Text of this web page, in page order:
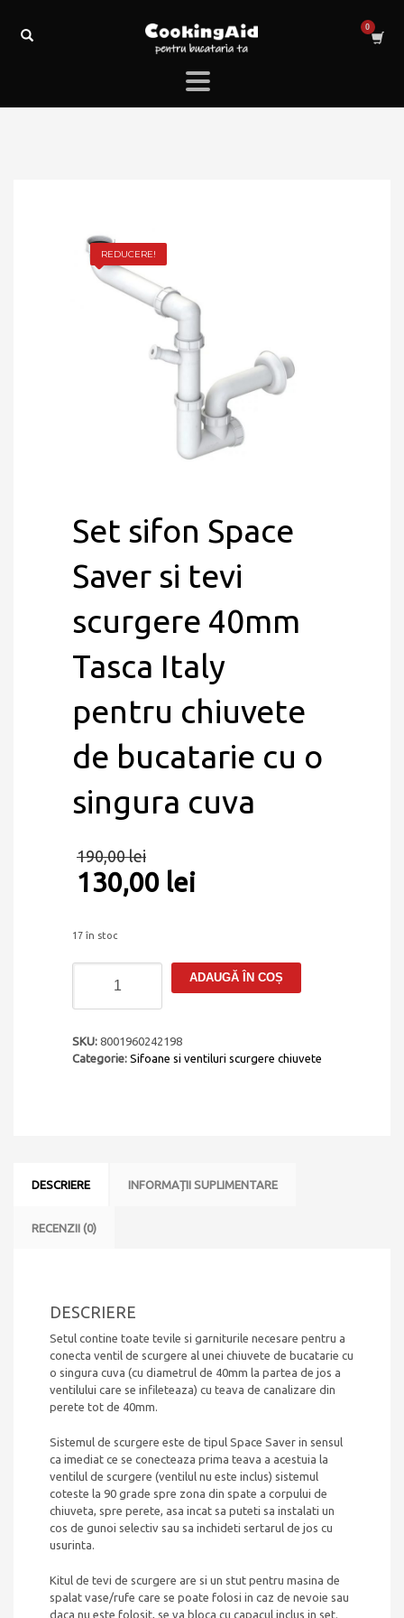
REDUCERE!
Set sifon Space
Saver si tevi
scurgere 40mm
Tasca Italy
pentru chiuvete
de bucatarie cu o
singura cuva
190,00lei
130,00 lei
17 în stoc
Saver
si
de
cu
ADAUGĂ ÎN COȘ
SKU: 8001960242198
Categorie: Sifoane si ventiluri scurgere chiuvete
DESCRIERE INFORMAȚII SUPLIMENTARE
RECENZII (0)
DESCRIERE
Setul contine toate tevile si garniturile necesare pentru a
conecta ventil de scurgere al unei chiuvete de bucatarie cu
o singura cuva (cu diametrul de 40mm la partea de jos a
ventilului care se infileteaza) cu teava de canalizare din
perete tot de 40mm.
Sistemul de scurgere este de tipul Space Saver in sensul
ca imediat ce se conecteaza prima teava a acestuia la
ventilul de scurgere (ventilul nu este inclus) sistemul
coteste la 90 grade spre zona din spate a corpului de
chiuveta, spre perete, asa incat sa puteti sa instalati un
cos de gunoi selectiv sau sa inchideti sertarul de jos cu
usurinta.
Kitul de tevi de scurgere are si un stut pentru masina de
spalat vase/rufe care se poate folosi in caz de nevoie sau
daca nu este folosit, se va bloca cu capacul inclus in set.